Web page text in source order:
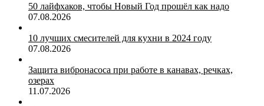
50 лайфхаков, чтобы Новый Год прошёл как надо
07.08.2026
10 лучших смесителей для кухни в 2024 году
07.08.2026
Защита вибронасоса при работе в канавах, речках,
озерах
11.07.2026